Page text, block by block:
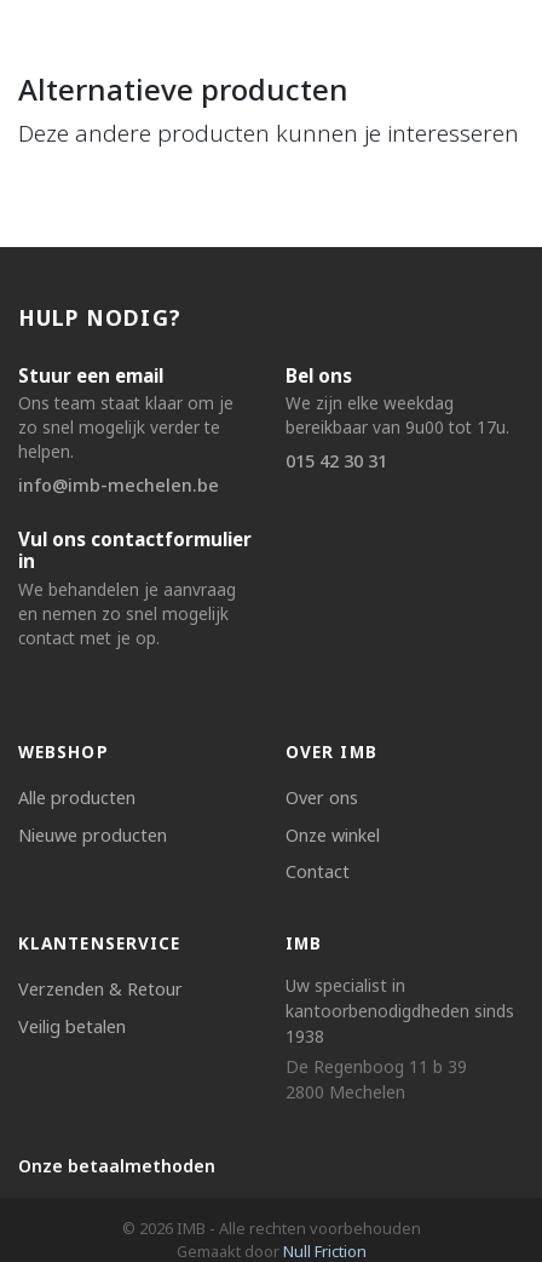
Alternatieve producten
Deze andere producten kunnen je interesseren
HULP NODIG?
Stuur een email
Ons team staat klaar om je
zo snel mogelijk verder te
helpen.
info@imb-mechelen.be
Bel ons
We zijn elke weekdag
bereikbaar van 9u00 tot 17u.
015 42 30 31
Vul ons contactformulier
in
We behandelen je aanvraag
en nemen zo snel mogelijk
contact met je op.
WEBSHOP
Alle producten
Nieuwe producten
OVER IMB
Over ons
Onze winkel
Contact
KLANTENSERVICE
Verzenden & Retour
Veilig betalen
IMB
Uw specialist in
kantoorbenodigdheden sinds
1938
De Regenboog 11 b 39
2800 Mechelen
Onze betaalmethoden
© 2026 IMB - Alle rechten voorbehouden
Gemaakt doorNull Friction